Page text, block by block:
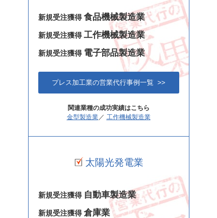
新規受注獲得食品機械製造業
新規受注獲得工作機械製造業
新規受注獲得 電子部品製造業
プレス加工業の営業代行事例一覧 >>
関連業種の成功実績はこちら
金型製造業／ 工作機械製造業
太陽光発電業
新規受注獲得 自動車製造業
新規受注獲得倉庫業